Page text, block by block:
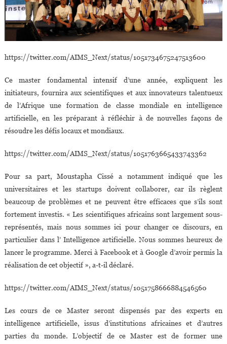
https://twitter.com/AIMS_Next/status/1051734675247513600
Ce master fondamental intensif d’une année, expliquent les
initiateurs, fournira aux scientifiques et aux innovateurs talentueux
de l’Afrique une formation de classe mondiale en intelligence
artificielle, en les préparant à réfléchir à de nouvelles façons de
résoudre les défis locaux et mondiaux.
https://twitter.com/AIMS_Next/status/1051763665433743362
Pour sa part, Moustapha Cissé a notamment indiqué que les
universitaires et les startups doivent collaborer, car ils règlent
beaucoup de problèmes et ne peuvent être efficaces que s’ils sont
fortement investis. « Les scientifiques africains sont largement sous-
représentés, mais nous sommes ici pour changer ce discours, en
particulier dans l’ Intelligence artificielle. Nous sommes heureux de
lancer le programme. Merci à Facebook et à Google d’avoir permis la
réalisation de cet objectif », a-t-il déclaré.
https://twitter.com/AIMS_Next/status/1051758666884546560
Les cours de ce Master seront dispensés par des experts en
intelligence artificielle, issus d’institutions africaines et d’autres
parties du monde. L’objectif de ce Master est de former une